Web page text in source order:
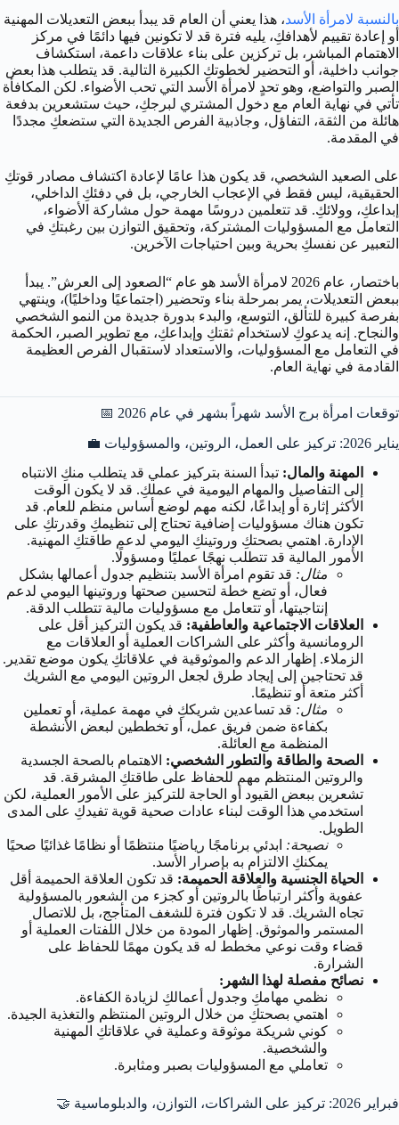
بالنسبة لامرأة الأسد، هذا يعني أن العام قد يبدأ ببعض التعديلات المهنية
أو إعادة تقييم لأهدافكِ، يليه فترة قد لا تكونين فيها دائمًا في مركز
الاهتمام المباشر، بل تركزين على بناء علاقات داعمة، استكشاف
جوانب داخلية، أو التحضير لخطوتكِ الكبيرة التالية. قد يتطلب هذا بعض
الصبر والتواضع، وهو تحدٍ لامرأة الأسد التي تحب الأضواء. لكن المكافأة
تأتي في نهاية العام مع دخول المشتري لبرجكِ، حيث ستشعرين بدفعة
هائلة من الثقة، التفاؤل، وجاذبية الفرص الجديدة التي ستضعكِ مجددًا
في المقدمة.
على الصعيد الشخصي، قد يكون هذا عامًا لإعادة اكتشاف مصادر قوتكِ
الحقيقية، ليس فقط في الإعجاب الخارجي، بل في دفئكِ الداخلي،
إبداعكِ، وولائكِ. قد تتعلمين دروسًا مهمة حول مشاركة الأضواء،
التعامل مع المسؤوليات المشتركة، وتحقيق التوازن بين رغبتكِ في
التعبير عن نفسكِ بحرية وبين احتياجات الآخرين.
باختصار، عام 2026 لامرأة الأسد هو عام “الصعود إلى العرش”. يبدأ
ببعض التعديلات، يمر بمرحلة بناء وتحضير (اجتماعيًا وداخليًا)، وينتهي
بفرصة كبيرة للتألق، التوسع، والبدء بدورة جديدة من النمو الشخصي
والنجاح. إنه يدعوكِ لاستخدام ثقتكِ وإبداعكِ، مع تطوير الصبر، الحكمة
في التعامل مع المسؤوليات، والاستعداد لاستقبال الفرص العظيمة
القادمة في نهاية العام.
توقعات امرأة برج الأسد شهراً بشهر في عام 2026 📅
يناير 2026: تركيز على العمل، الروتين، والمسؤوليات 💼
المهنة والمال: تبدأ السنة بتركيز عملي قد يتطلب منكِ الانتباه
إلى التفاصيل والمهام اليومية في عملكِ. قد لا يكون الوقت
الأكثر إثارة أو إبداعًا، لكنه مهم لوضع أساس منظم للعام. قد
تكون هناك مسؤوليات إضافية تحتاج إلى تنظيمكِ وقدرتكِ على
الإدارة. اهتمي بصحتكِ وروتينكِ اليومي لدعم طاقتكِ المهنية.
الأمور المالية قد تتطلب نهجًا عمليًا ومسؤولًا.
مثال: قد تقوم امرأة الأسد بتنظيم جدول أعمالها بشكل
فعال، أو تضع خطة لتحسين صحتها وروتينها اليومي لدعم
إنتاجيتها، أو تتعامل مع مسؤوليات مالية تتطلب الدقة.
العلاقات الاجتماعية والعاطفية: قد يكون التركيز أقل على
الرومانسية وأكثر على الشراكات العملية أو العلاقات مع
الزملاء. إظهار الدعم والموثوقية في علاقاتكِ يكون موضع تقدير.
قد تحتاجين إلى إيجاد طرق لجعل الروتين اليومي مع الشريك
أكثر متعة أو تنظيمًا.
مثال: قد تساعدين شريككِ في مهمة عملية، أو تعملين
بكفاءة ضمن فريق عمل، أو تخططين لبعض الأنشطة
المنظمة مع العائلة.
الصحة والطاقة والتطور الشخصي: الاهتمام بالصحة الجسدية
والروتين المنتظم مهم للحفاظ على طاقتكِ المشرقة. قد
تشعرين ببعض القيود أو الحاجة للتركيز على الأمور العملية، لكن
استخدمي هذا الوقت لبناء عادات صحية قوية تفيدكِ على المدى
الطويل.
نصيحة: ابدئي برنامجًا رياضيًا منتظمًا أو نظامًا غذائيًا صحيًا
يمكنكِ الالتزام به بإصرار الأسد.
الحياة الجنسية والعلاقة الحميمة: قد تكون العلاقة الحميمة أقل
عفوية وأكثر ارتباطًا بالروتين أو كجزء من الشعور بالمسؤولية
تجاه الشريك. قد لا تكون فترة للشغف المتأجج، بل للاتصال
المستمر والموثوق. إظهار المودة من خلال اللفتات العملية أو
قضاء وقت نوعي مخطط له قد يكون مهمًا للحفاظ على
الشرارة.
نصائح مفصلة لهذا الشهر:
نظمي مهامكِ وجدول أعمالكِ لزيادة الكفاءة.
اهتمي بصحتكِ من خلال الروتين المنتظم والتغذية الجيدة.
كوني شريكة موثوقة وعملية في علاقاتكِ المهنية
والشخصية.
تعاملي مع المسؤوليات بصبر ومثابرة.
فبراير 2026: تركيز على الشراكات، التوازن، والدبلوماسية 🤝